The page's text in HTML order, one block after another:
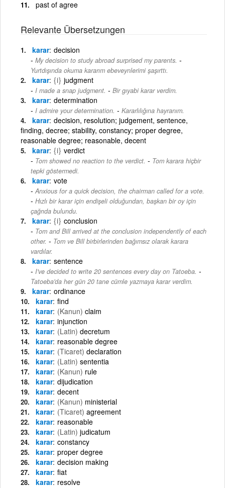
past of agree
Relevante Übersetzungen
karar decision
My decision to study abroad surprised my parents. -
Yurtdışında okuma kararım ebeveynlerimi şaşırttı.
karar {i} judgment
I made a snap judgment. - Bir gıyabi karar verdim.
karar determination
I admire your determination. - Kararlılığına hayranım.
karar decision, resolution; judgement, sentence,
finding, decree; stability, constancy; proper degree,
reasonable degree; reasonable, decent
karar {i} verdict
Tom showed no reaction to the verdict. - Tom karara hiçbir
tepki göstermedi.
karar vote
Anxious for a quick decision, the chairman called for a vote.
- Hızlı bir karar için endişeli olduğundan, başkan bir oy için
çağrıda bulundu.
karar {i} conclusion
Tom and Bill arrived at the conclusion independently of each
other. - Tom ve Bill birbirlerinden bağımsız olarak karara
vardılar.
karar sentence
I've decided to write 20 sentences every day on Tatoeba. -
Tatoeba'da her gün 20 tane cümle yazmaya karar verdim.
karar ordinance
karar find
karar (Kanun) claim
karar injunction
karar (Latin) decretum
karar reasonable degree
karar (Ticaret) declaration
karar (Latin) sententia
karar (Kanun) rule
karar dijudication
karar decent
karar (Kanun) ministerial
karar (Ticaret) agreement
karar reasonable
karar (Latin) judicatum
karar constancy
karar proper degree
karar decision making
karar fiat
karar resolve